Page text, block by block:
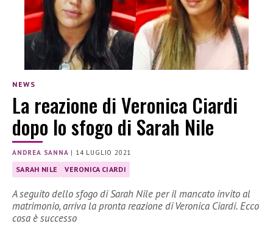
NEWS
La reazione di Veronica Ciardi
dopo lo sfogo di Sarah Nile
ANDREA SANNA | 14 LUGLIO 2021
SARAH NILE VERONICA CIARDI
A seguito dello sfogo di Sarah Nile per il mancato invito al
matrimonio, arriva la pronta reazione di Veronica Ciardi. Ecco
cosa è successo